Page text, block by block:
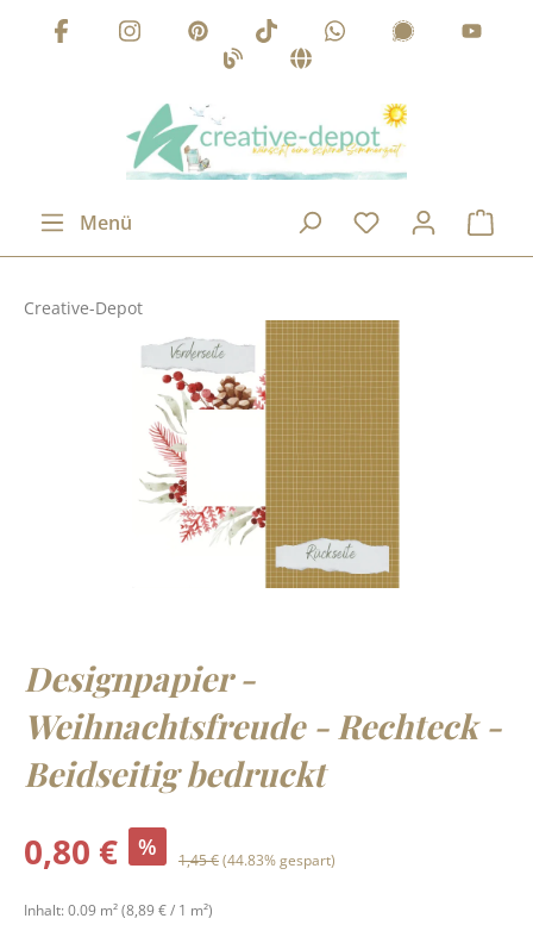
Zum Hauptinhalt springen
Menü
Creative-Depot
Designpapier -
Weihnachtsfreude - Rechteck -
Beidseitig bedruckt
Verkaufspreis:
0,80 € % Regulärer Preis:
1,45 €(44.83% gespart)
Inhalt: 0.09 m²(8,89 € / 1 m²)